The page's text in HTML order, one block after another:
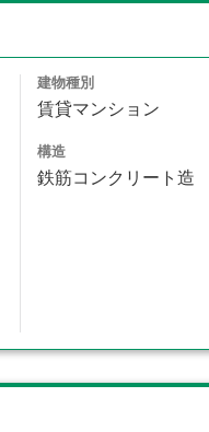
建物種別
賃貸マンション
構造
鉄筋コンクリート造